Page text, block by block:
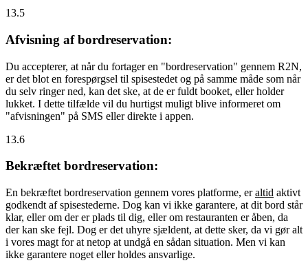
13.5
Afvisning af bordreservation:
Du accepterer, at når du fortager en "bordreservation" gennem R2N,
er det blot en forespørgsel til spisestedet og på samme måde som når
du selv ringer ned, kan det ske, at de er fuldt booket, eller holder
lukket. I dette tilfælde vil du hurtigst muligt blive informeret om
"afvisningen" på SMS eller direkte i appen.
13.6
Bekræftet bordreservation:
En bekræftet bordreservation gennem vores platforme, eraltid aktivt
godkendt af spisestederne. Dog kan vi ikke garantere, at dit bord står
klar, eller om der er plads til dig, eller om restauranten er åben, da
der kan ske fejl. Dog er det uhyre sjældent, at dette sker, da vi gør alt
i vores magt for at netop at undgå en sådan situation. Men vi kan
ikke garantere noget eller holdes ansvarlige.